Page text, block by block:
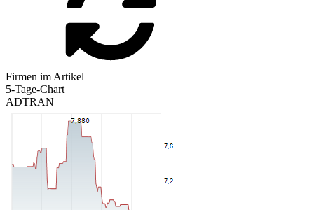
Firmen im Artikel
5-Tage-Chart
ADTRAN